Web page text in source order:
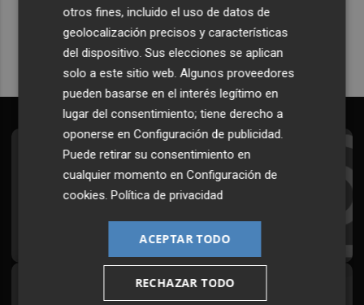
Quiero suscribirme
Suscríbete al Boletín
Todos los días a primera hora en tu email
¡Quiero suscribirme!
Síguenos en redes
otros fines, incluido el uso de datos de
geolocalización precisos y características
del dispositivo. Sus elecciones se aplican
solo a este sitio web. Algunos proveedores
pueden basarse en el interés legítimo en
lugar del consentimiento; tiene derecho a
oponerse enConfiguración de publicidad
Puede retirar su consentimiento en
cualquier momento enConfiguración de
cookies .Política de privacidad
ACEPTAR TODO
RECHAZAR TODO